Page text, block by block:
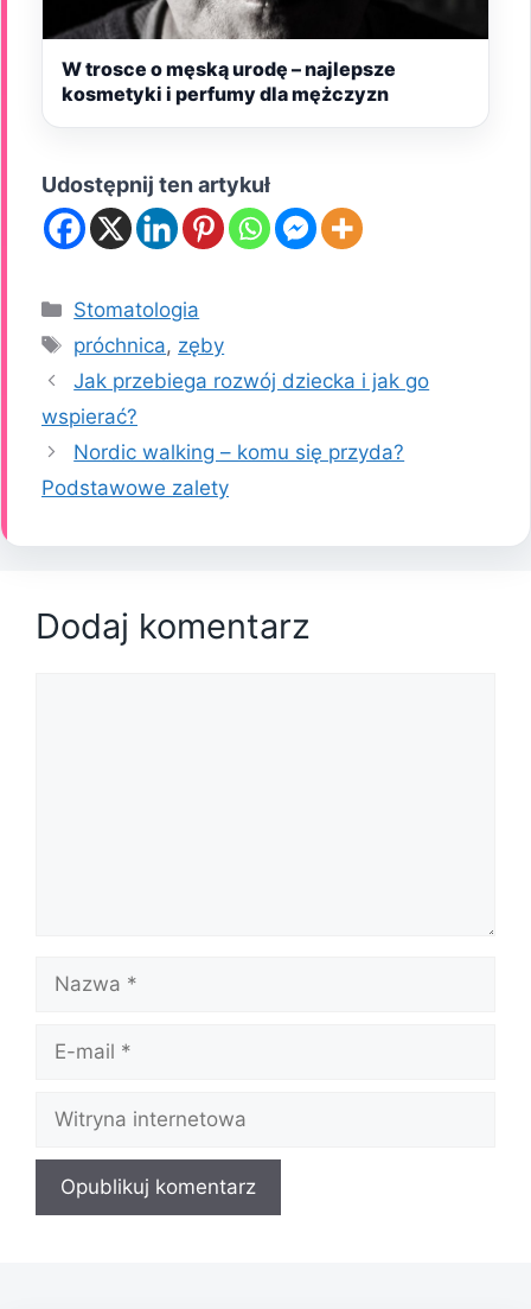
W trosce o męską urodę – najlepsze
kosmetyki i perfumy dla mężczyzn
Udostępnij ten artykuł
Kategorie
Stomatologia
Tagi
próchnica, zęby
Jak przebiega rozwój dziecka i jak go
wspierać?
Nordic walking – komu się przyda?
Podstawowe zalety
Dodaj komentarz
mail
internetowa